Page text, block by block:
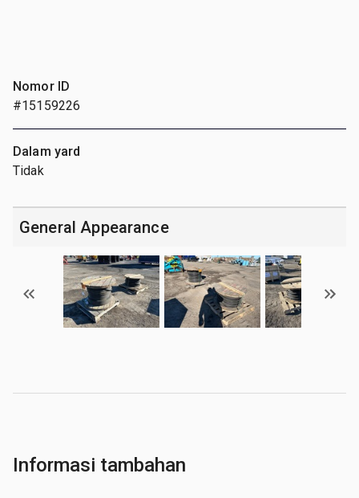
Nomor ID
#15159226
Dalam yard
Tidak
General Appearance
Informasi tambahan